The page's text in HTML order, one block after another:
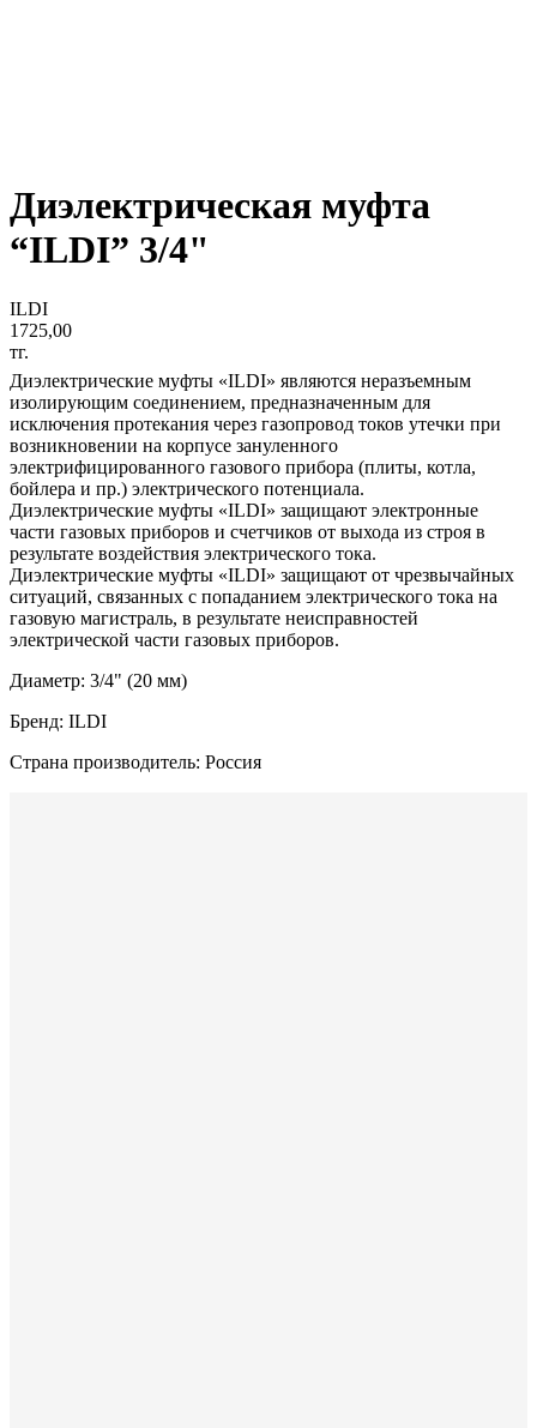
Диэлектрическая муфта
“ILDI” 3/4"
ILDI
1725,00
тг.
Диэлектрические муфты «ILDI» являются неразъемным
изолирующим соединением, предназначенным для
исключения протекания через газопровод токов утечки при
возникновении на корпусе зануленного
электрифицированного газового прибора (плиты, котла,
бойлера и пр.) электрического потенциала.
Диэлектрические муфты «ILDI» защищают электронные
части газовых приборов и счетчиков от выхода из строя в
результате воздействия электрического тока.
Диэлектрические муфты «ILDI» защищают от чрезвычайных
ситуаций, связанных с попаданием электрического тока на
газовую магистраль, в результате неисправностей
электрической части газовых приборов.
Диаметр: 3/4" (20 мм)
Бренд: ILDI
Страна производитель: Россия